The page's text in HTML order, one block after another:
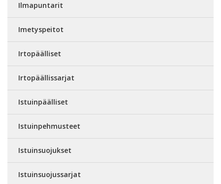
Ilmapuntarit
Imetyspeitot
Irtopäälliset
Irtopäällissarjat
Istuinpäälliset
Istuinpehmusteet
Istuinsuojukset
Istuinsuojussarjat